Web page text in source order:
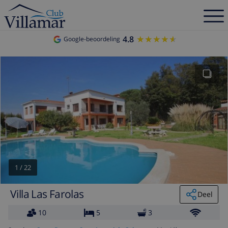
Google-beoordeling 4.8 ★★★★★
★★★★★
1 /22
Villa Las Farolas
Deel
10
5 3